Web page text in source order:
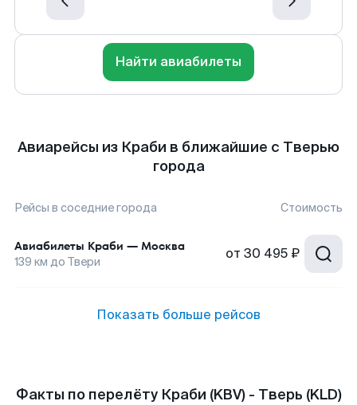
Найти авиабилеты
Авиарейсы из Краби в ближайшие с Тверью
города
Рейсы в соседние города Стоимость
Авиабилеты Краби — Москва
139 км до Твери от 30 495 ₽
Показать больше рейсов
Факты по перелёту Краби (KBV) - Тверь (KLD)